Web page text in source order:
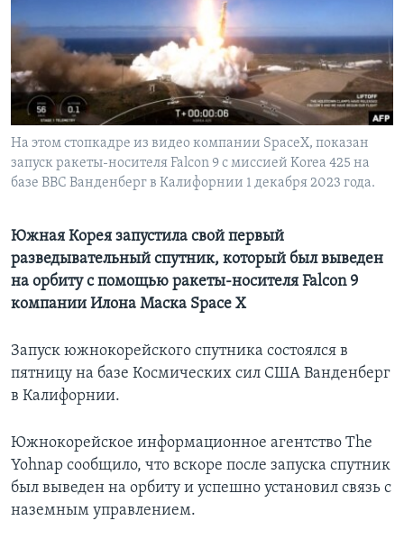
Learning English
СОЦИАЛЬНЫЕ СЕТИ
Языки
На этом cтопкадре из видео компании SpaceX, показан
запуск ракеты-носителя Falcon 9 с миссией Korea 425 на
базе ВВС Ванденберг в Калифорнии 1 декабря 2023 года.
Южная Корея запустила свой первый
разведывательный спутник, который был выведен
на орбиту с помощью ракеты-носителя Falcon 9
компании Илона Маска Space X
Запуск южнокорейского спутника состоялся в
пятницу на базе Космических сил США Ванденберг
в Калифорнии.
Южнокорейское информационное агентство The
Yohnap сообщило, что вскоре после запуска спутник
был выведен на орбиту и успешно установил связь с
наземным управлением.